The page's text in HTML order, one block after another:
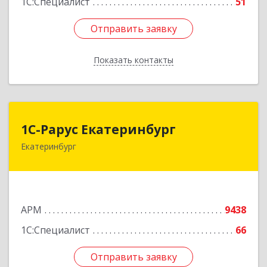
Отправить заявку
Показать контакты
Отправить заявку
Назад
1С-Рарус Екатеринбург
Екатеринбург
АРМ
9438
1С:Специалист
66
Отправить заявку
1С-Рарус Екатеринбург
620142, Свердловская обл, Екатеринбург г,
Отправить заявку